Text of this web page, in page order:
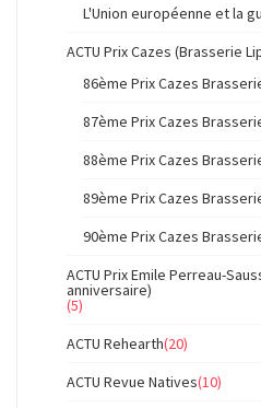
L'Union européenne et la
ACTU Prix Cazes (Brasserie
86ème Prix Cazes
87ème Prix Cazes
88ème Prix Cazes
89ème Prix Cazes
90ème Prix Cazes
ACTU Prix Emile Perreau-
anniversaire)
(5)
ACTU Rehearth(20)
ACTU Revue Natives(10)